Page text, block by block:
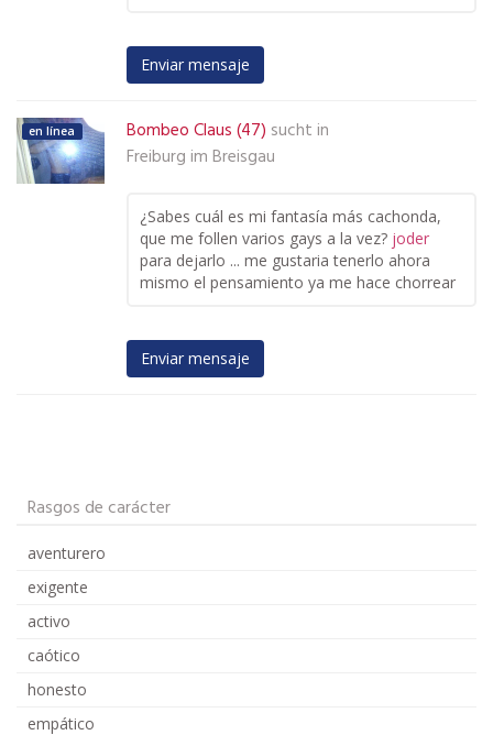
Enviar mensaje
en línea Bombeo Claus (47) sucht in
Freiburg im Breisgau
¿Sabes cuál es mi fantasía más cachonda,
que me follen varios gays a la vez? joder
para dejarlo ... me gustaria tenerlo ahora
mismo el pensamiento ya me hace chorrear
Enviar mensaje
Rasgos de carácter
aventurero
exigente
activo
caótico
honesto
empático